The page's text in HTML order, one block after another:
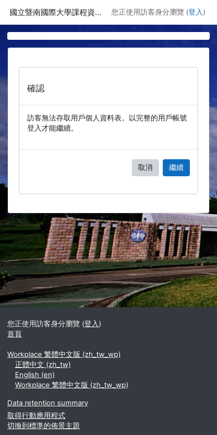
國立暨南國際大學課程資訊網 您正使用訪客身分瀏覽 (登入 )
確認
訪客無法存取用戶個人資料表。以完整的用戶帳號
登入才能繼續。
取消 繼續
區塊
補充內容區塊
您正使用訪客身分瀏覽 (登入)
首頁
Workplace 繁體中文版 ‎(zh_tw_wp)‎
正體中文 ‎(zh_tw)‎
English ‎(en)‎
Workplace 繁體中文版 ‎(zh_tw_wp)‎
Data retention summary
取得行動應用程式
切換到標準的佈景主題